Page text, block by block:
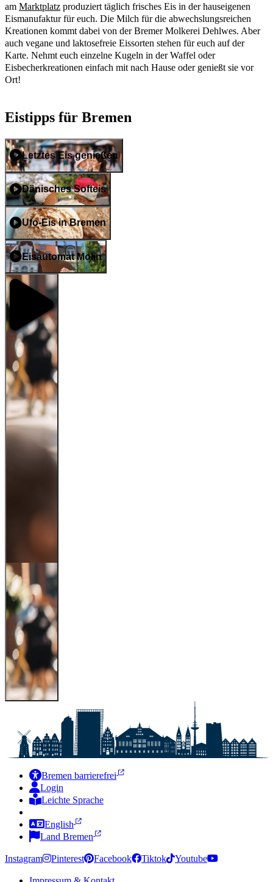
am Marktplatz produziert täglich frisches Eis in der hauseigenen
Eismanufaktur für euch. Die Milch für die abwechslungsreichen
Kreationen kommt dabei von der Bremer Molkerei Dehlwes. Aber
auch vegane und laktosefreie Eissorten stehen für euch auf der
Karte. Nehmt euch einzelne Kugeln in der Waffel oder
Eisbecherkreationen einfach mit nach Hause oder genießt sie vor
Ort!
Eistipps für Bremen
Letztes Eis genießen
Dänisches Softeis
Ufo-Eis in Bremen
Eisautomat Molin
Bremen barrierefrei
Login
Leichte Sprache
English
Land Bremen
Instagram Pinterest Facebook Tiktok Youtube